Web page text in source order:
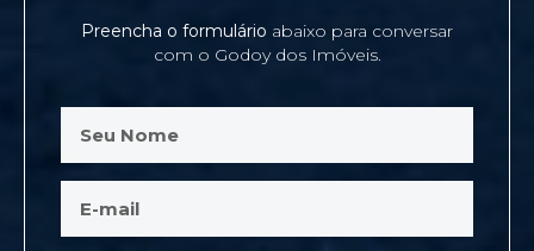
Preencha o formulário abaixo para conversar
com o Godoy dos Imóveis.